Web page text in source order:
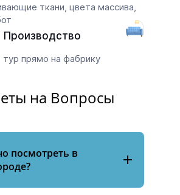
ткани, цвета массива,
тур прямо на фабрику
на Вопросы
посмотреть в